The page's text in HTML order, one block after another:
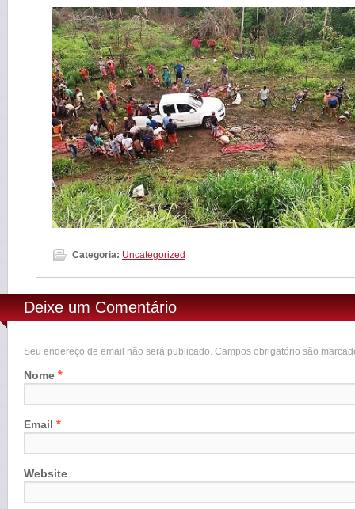
Categoria: Uncategorized
Deixe um Comentário
Seu endereço de email não será publicado. Campos obrigatório são
Nome *
Email *
Website